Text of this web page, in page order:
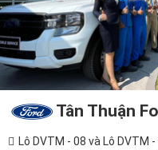
Tân Thuận
Lô DVTM - 08 và Lô DVTM